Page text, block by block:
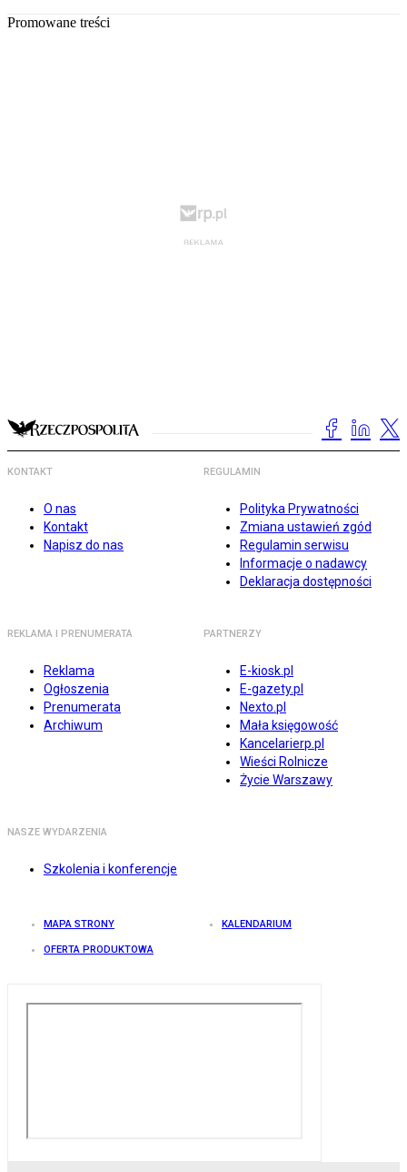
Promowane treści
KONTAKT
O nas
Kontakt
Napisz do nas
REGULAMIN
Polityka Prywatności
Zmiana ustawień zgód
Regulamin serwisu
Informacje o nadawcy
Deklaracja dostępności
REKLAMA I PRENUMERATA
Reklama
Ogłoszenia
Prenumerata
Archiwum
PARTNERZY
E-kiosk.pl
E-gazety.pl
Nexto.pl
Mała księgowość
Kancelarierp.pl
Wieści Rolnicze
Życie Warszawy
NASZE WYDARZENIA
Szkolenia i konferencje
MAPA STRONY KALENDARIUM
OFERTA PRODUKTOWA